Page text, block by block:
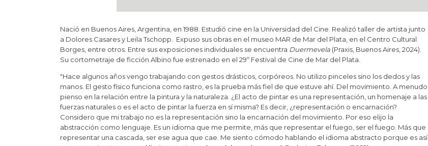
Nació en Buenos Aires, Argentina, en 1988. Estudió cine en la Universidad del Cine. Realizó taller de artista junto
a Dolores Casares y Leila Tschopp. Expuso sus obras en el museo MAR de Mar del Plata, en el Centro Cultural
Borges, entre otros. Entre sus exposiciones individuales se encuentra Duermevela (Praxis, Buenos Aires, 2024).
Su cortometraje de ficción Albino fue estrenado en el 29º Festival de Cine de Mar del Plata.
"Hace algunos años vengo trabajando con gestos drásticos, corpóreos. No utilizo pinceles sino los dedos y las
manos. El gesto físico funciona como rastro, es la prueba más fiel de que estuve ahí. Del movimiento. A menudo
pienso en la relación entre la pintura y la naturaleza. ¿El acto de pintar es una representación, un homenaje a las
fuerzas naturales o es el acto de pintar la fuerza en sí misma? Es decir, ¿representación o encarnación?
Considero que mi trabajo no es la representación sino la encarnación del movimiento. Por eso elijo la
abstracción como lenguaje. Es un idioma que me permite, más que representar el fuego, ser el fuego. Más que
representar una cascada, ser ese agua que cae. Me siento cómodo hablando el idioma abstracto porque es así